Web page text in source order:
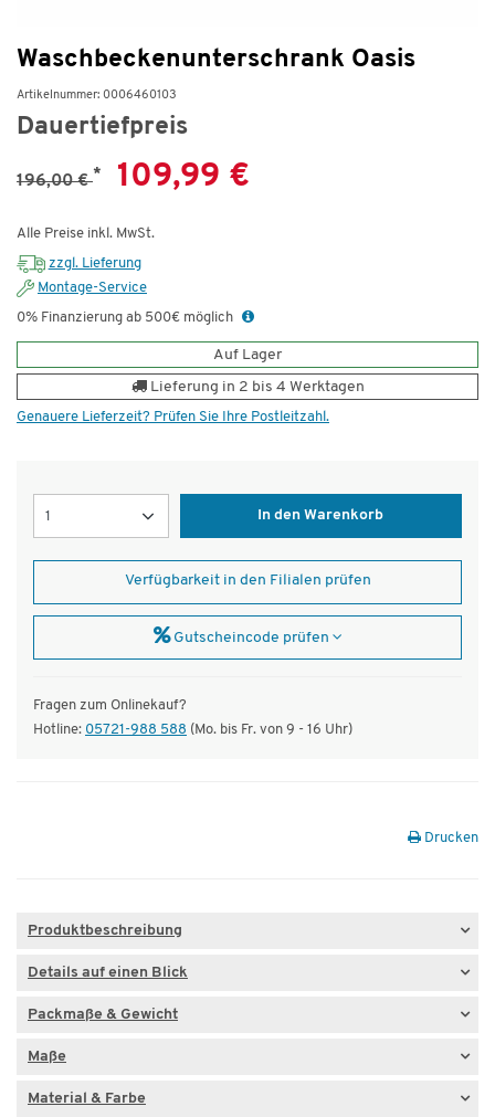
Waschbeckenunterschrank Oasis
Artikelnummer: 0006460103
Dauertiefpreis
196,00 €* 109,99 €
Alle Preise inkl. MwSt.
zzgl. Lieferung
Montage-Service
0% Finanzierung ab 500€ möglich
Auf Lager
Lieferung in 2 bis 4 Werktagen
Genauere Lieferzeit? Prüfen Sie Ihre Postleitzahl.
In den Warenkorb
Verfügbarkeit in den Filialen prüfen
Gutscheincode prüfen
Fragen zum Onlinekauf?
Hotline: 05721-988 588 (Mo. bis Fr. von 9 - 16 Uhr)
Drucken
Produktbeschreibung
Details auf einen Blick
Packmaße & Gewicht
Maße
Material & Farbe